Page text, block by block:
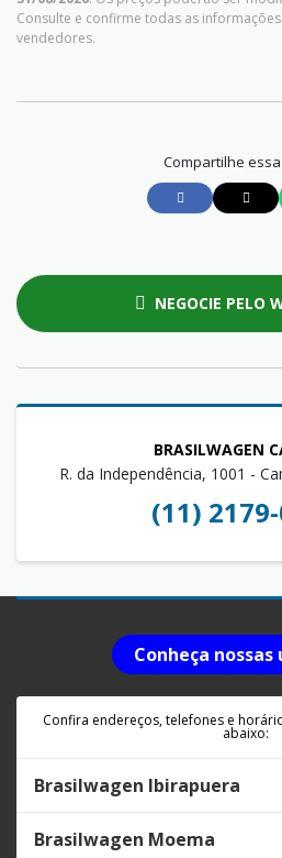
Consulte e confirme todas as
vendedores.
Compartilhe
NEGOCIE PELO
BRASILWAGEN
R. da Independência, 1001 -
(11)
Conheça nossas
Confira endereços, telefones e
abaixo:
Brasilwagen Ibirapuera
Brasilwagen Moema